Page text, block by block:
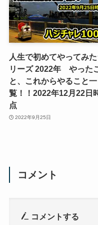
人生で初めてやってみ
リーズ 2022年 やった
と、これからやること一
覧！！2022年12月22日
点
2022年9月25日
コメント
コメントする